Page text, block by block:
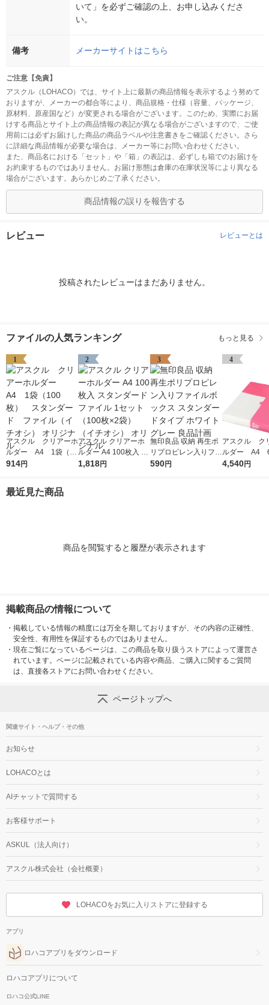
いて」を必ずご確認の上、お申し込みくださ
い。
備考 メーカーサイトはこちら
ご注意【免責】
アスクル（LOHACO）では、サイト上に最新の商品情報を表示するよう努めて
おりますが、メーカーの都合等により、商品規格・仕様（容量、パッケージ、
原材料、原産国など）が変更される場合がございます。このため、実際にお届
けする商品とサイト上の商品情報の表記が異なる場合がございますので、ご使
用前には必ずお届けした商品の商品ラベルや注意書きをご確認ください。さら
に詳細な商品情報が必要な場合は、メーカー等にお問い合わせください。
また、商品名における「セット」や「箱」の表記は、必ずしも箱でのお届けを
お約束するものではありません。お届け形態は倉庫の在庫状況等により異なる
場合がございます。あらかじめご了承ください。
商品情報の誤りを報告する
レビュー レビューとは
投稿されたレビューはまだありません。
ファイルの人気ランキング もっと見る
1
アスクル クリアーホ
ルダー A4 1袋（10
0枚） スタンダー
914円
2
アスクル クリアーホ
ルダー A4 100枚入 ス
タンダード ファイル
1,818円
3
無印良品 収納 再生ポ
リプロピレン入りファ
イルボックス スタン
590円
4
アスクル ク
ルダー A4
エコノミー
4,540円
最近見た商品
商品を閲覧すると履歴が表示されます
掲載商品の情報について
・ 掲載している情報の精度には万全を期しておりますが、その内容の正確性、
安全性、有用性を保証するものではありません。
・ 現在ご覧になっているページは、この商品を取り扱うストアによって運営さ
れています。ページに記載されている内容や商品、ご購入に関するご質問
は、直接各ストアにお問い合わせください。
ページトップへ
関連サイト・ヘルプ・その他
お知らせ
LOHACOとは
AIチャットで質問する
お客様サポート
ASKUL（法人向け）
アスクル株式会社（会社概要）
LOHACOをお気に入りストアに登録する
アプリ
ロハコアプリをダウンロード
ロハコアプリについて
ロハコ公式LINE